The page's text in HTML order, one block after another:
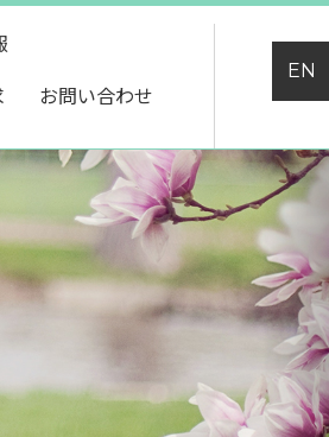
お問い合わせ
EN